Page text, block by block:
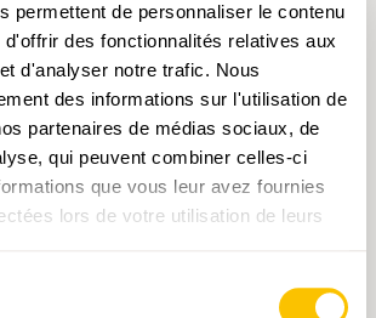
permettent de personnaliser le contenu
des fonctionnalités relatives aux
d'analyser notre trafic. Nous
des informations sur l'utilisation de
partenaires de médias sociaux, de
qui peuvent combiner celles-ci
que vous leur avez fournies
lors de votre utilisation de leurs
D’ici, on entend les
et, en regardant
on peut même voir ces jolis
Au niveau du lac, on accède par
au Rifugio Lago Ritom pour
ou passer la nuit. Ceux qui n’ont
marché peuvent faire le
randonnée des trois lacs vers les
AUSSI VOUS INTÉRESSER